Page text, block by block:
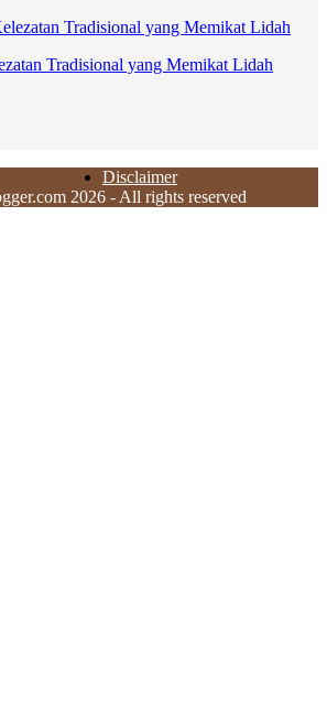
Tradisional yang Memikat Lidah
Disclaimer
2026 - All rights reserved